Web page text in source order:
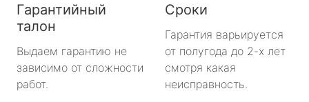
Гарантийный
талон
Выдаем гарантию не
зависимо от сложности
работ.
Сроки
Гарантия варьируется
от полугода до 2-х лет
смотря какая
неисправность.